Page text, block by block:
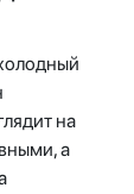
на
а